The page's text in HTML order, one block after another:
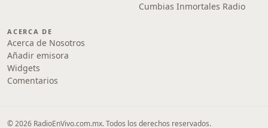
Cumbias Inmortales Radio
ACERCA DE
Acerca de Nosotros
Añadir emisora
Widgets
Comentarios
© 2026 RadioEnVivo.com.mx. Todos los derechos reservados.